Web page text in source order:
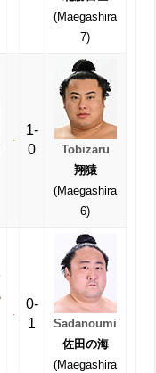
(Maegashira
7)
1-
0
Tobizaru
翔猿
(Maegashira
6)
0-
1
Sadanoumi
佐田の海
(Maegashira